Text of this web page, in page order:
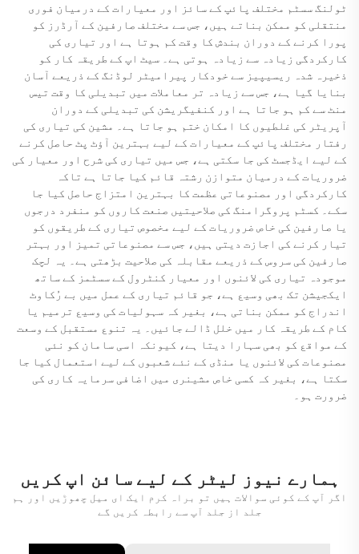
ٹولنگ سسٹم مختلف پائپ کے سائز اور معیارات کے درمیان فوری
منتقلی کو ممکن بناتے ہیں، جس سے مختلف صارفین کے آرڈرز کو
پورا کرنے کے دوران بندش کا وقت کم ہوتا ہے اور تیاری کی
کارکردگی زیادہ سے زیادہ ہوتی ہے۔ سیٹ اپ کے طریقہ کار کو
ذخیرہ شدہ ریسیپیز سے خودکار پیرامیٹر لوڈنگ کے ذریعے آسان
بنایا گیا ہے، جس سے زیادہ تر معاملات میں تبدیلی کا وقت تیس
منٹ سے کم ہو جاتا ہے اور کنفیگریشن کی تبدیلی کے دوران
آپریٹر کی غلطیوں کا امکان ختم ہو جاتا ہے۔ مشین کی تیاری کی
رفتار مختلف پائپ کے معیارات کے لیے بہترین آؤٹ پٹ حاصل کرنے
کے لیے ایڈجسٹ کی جا سکتی ہے، جس میں تیاری کی شرح اور معیار کی
ضروریات کے درمیان متوازن رشتہ قائم کیا جاتا ہے تاکہ
کارکردگی اور مصنوعاتی عظمت کا بہترین امتزاج حاصل کیا جا
سکے۔ کسٹم پروگرامنگ کی صلاحیتیں صنعت کاروں کو منفرد درجوں
یا صارفین کی خاص ضروریات کے لیے مخصوص تیاری کے طریقوں کو
تیار کرنے کی اجازت دیتی ہیں، جس سے مصنوعاتی تمیز اور بہتر
صارفین کی سروس کے ذریعے مقابلہ کی صلاحیت بڑھتی ہے۔ یہ لچک
موجودہ تیاری کی لائنوں اور معیار کنٹرول کے سسٹمز کے ساتھ
ایکجیشن تک بھی وسیع ہے، جو قائم تیاری کے عمل میں بے رُکاوٹ
اندراج کو ممکن بناتی ہے، بغیر کہ سہولیات کی وسیع ترمیم یا
کام کے طریقہ کار میں خلل ڈالے جائیں۔ یہ تنوع مستقبل کے وسعت
کے مواقع کو بھی سہارا دیتا ہے، کیونکہ اسی سامان کو نئی
مصنوعات کی لائنوں یا منڈی کے نئے شعبوں کے لیے استعمال کیا جا
سکتا ہے، بغیر کہ کسی خاص مشینری میں اضافی سرمایہ کاری کی
ضرورت ہو۔
ہمارے نیوز لیٹر کے لیے سائن اپ کریں
اگر آپ کے کوئی سوالات ہیں تو براہ کرم ایک ای میل چھوڑیں اور ہم
جلد از جلد آپ سے رابطہ کریں گے